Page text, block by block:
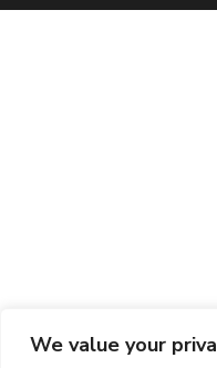
We value your